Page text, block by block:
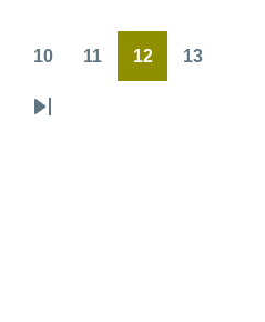
10 11 12 13
NásledujícíPoslední